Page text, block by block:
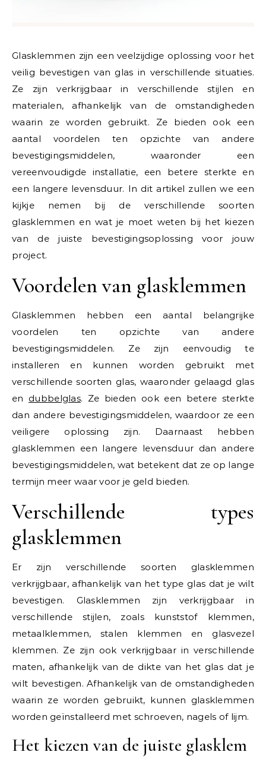
Glasklemmen zijn een veelzijdige oplossing voor het
veilig bevestigen van glas in verschillende situaties.
Ze zijn verkrijgbaar in verschillende stijlen en
materialen, afhankelijk van de omstandigheden
waarin ze worden gebruikt. Ze bieden ook een
aantal voordelen ten opzichte van andere
bevestigingsmiddelen, waaronder een
vereenvoudigde installatie, een betere sterkte en
een langere levensduur. In dit artikel zullen we een
kijkje nemen bij de verschillende soorten
glasklemmen en wat je moet weten bij het kiezen
van de juiste bevestigingsoplossing voor jouw
project.
Voordelen van glasklemmen
Glasklemmen hebben een aantal belangrijke
voordelen ten opzichte van andere
bevestigingsmiddelen. Ze zijn eenvoudig te
installeren en kunnen worden gebruikt met
verschillende soorten glas, waaronder gelaagd glas
en dubbelglas. Ze bieden ook een betere sterkte
dan andere bevestigingsmiddelen, waardoor ze een
veiligere oplossing zijn. Daarnaast hebben
glasklemmen een langere levensduur dan andere
bevestigingsmiddelen, wat betekent dat ze op lange
termijn meer waar voor je geld bieden.
Verschillende types
glasklemmen
Er zijn verschillende soorten glasklemmen
verkrijgbaar, afhankelijk van het type glas dat je wilt
bevestigen. Glasklemmen zijn verkrijgbaar in
verschillende stijlen, zoals kunststof klemmen,
metaalklemmen, stalen klemmen en glasvezel
klemmen. Ze zijn ook verkrijgbaar in verschillende
maten, afhankelijk van de dikte van het glas dat je
wilt bevestigen. Afhankelijk van de omstandigheden
waarin ze worden gebruikt, kunnen glasklemmen
worden geïnstalleerd met schroeven, nagels of lijm.
Het kiezen van de juiste glasklem